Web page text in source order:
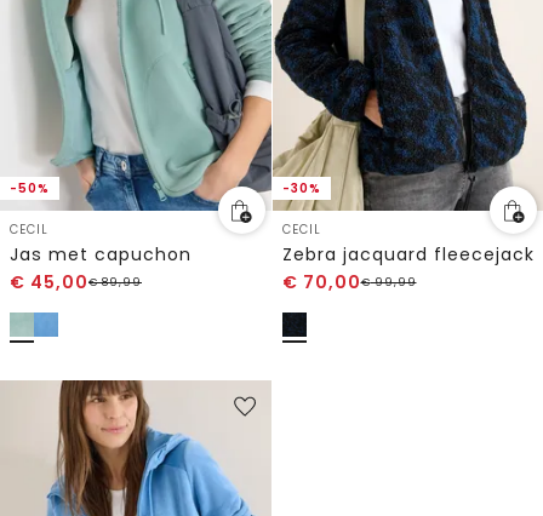
-50%
CECIL
Jas met capuchon
€ 45,00€89,99
-30%
CECIL
Zebra jacquard fleecejack
€ 70,00€99,99